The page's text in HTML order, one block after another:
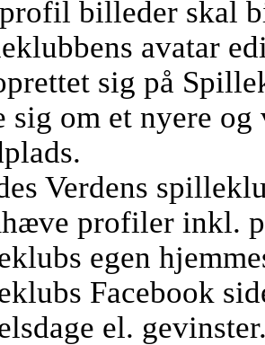
billeder skal
avatar
sig på
sig om et nyere
Verdens
profiler inkl.
egen
Facebook
el.